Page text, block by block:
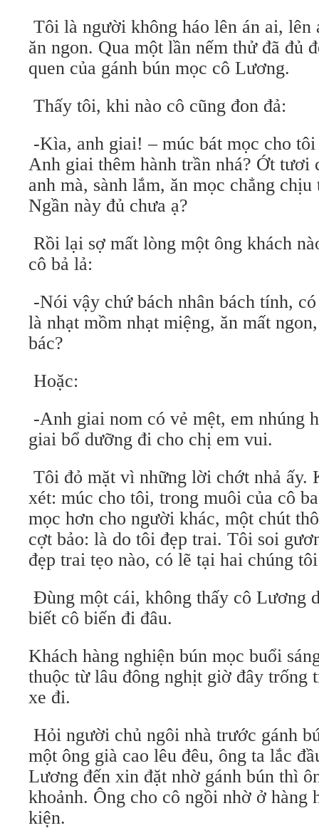
Tôi là người không háo lên án ai,
ăn ngon. Qua một lần nếm thử đã đủ
quen của gánh bún mọc cô Lương.
Thấy tôi, khi nào cô cũng đon đả:
-Kìa, anh giai! – múc bát mọc cho
Anh giai thêm hành trần nhá? Ớt tươi
anh mà, sành lắm, ăn mọc chẳng
Ngần này đủ chưa ạ?
Rồi lại sợ mất lòng một ông khách
cô bả lả:
-Nói vậy chứ bách nhân bách tính,
là nhạt mồm nhạt miệng, ăn mất
bác?
Hoặc:
-Anh giai nom có vẻ mệt, em nhúng
giai bổ dưỡng đi cho chị em vui.
Tôi đỏ mặt vì những lời chớt nhả ấy.
xét: múc cho tôi, trong muôi của cô
mọc hơn cho người khác, một chút
cợt bảo: là do tôi đẹp trai. Tôi soi
đẹp trai tẹo nào, có lẽ tại hai chúng
Đùng một cái, không thấy cô Lương
biết cô biến đi đâu.
Khách hàng nghiện bún mọc buổi
thuộc từ lâu đông nghịt giờ đây trống
xe đi.
Hỏi người chủ ngôi nhà trước gánh
một ông già cao lêu đêu, ông ta lắc
Lương đến xin đặt nhờ gánh bún thì
khoảnh. Ông cho cô ngồi nhờ ở hàng
kiện.